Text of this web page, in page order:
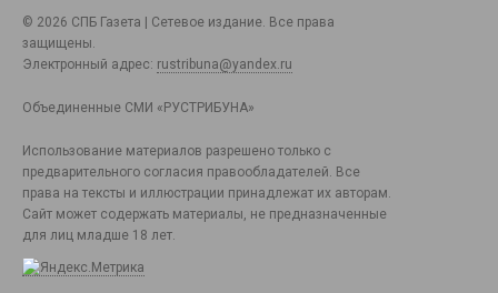
© 2026 СПБ Газета | Сетевое издание. Все права
защищены.
Электронный адрес: rustribuna@yandex.ru
Объединенные СМИ «РУСТРИБУНА»
Использование материалов разрешено только с
предварительного согласия правообладателей. Все
права на тексты и иллюстрации принадлежат их авторам.
Сайт может содержать материалы, не предназначенные
для лиц младше 18 лет.